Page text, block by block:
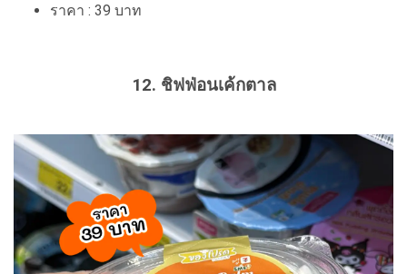
ราคา : 39 บาท
12. ชิฟฟ่อนเค้กตาล